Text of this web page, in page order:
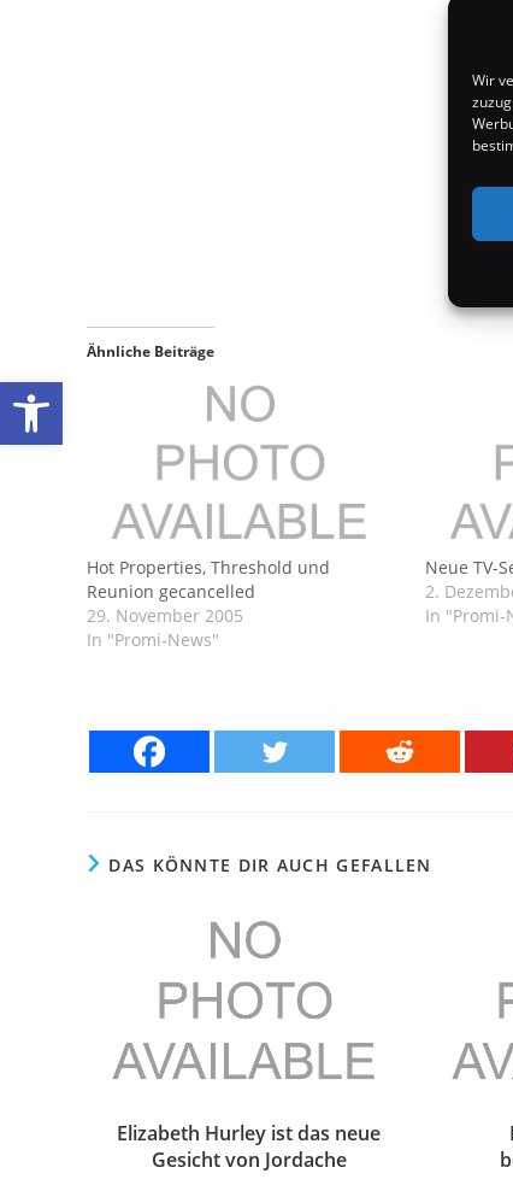
Werkzeugleiste öffnen
Wir
Ähnliche Beiträge
Hot Properties, Threshold und
Reunion gecancelled
29. November 2005
In "Promi-News"
Neue TV-
2.
In "Promi-
DAS KÖNNTE DIR AUCH GEFALLEN
Elizabeth Hurley ist das neue
Gesicht von Jordache